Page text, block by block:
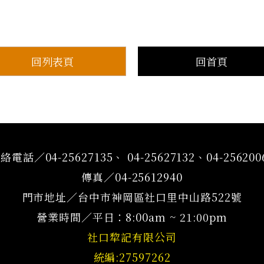
回列表頁 回首頁
電話／04-25627135、 04-25627132、04-
傳真／04-25612940
門市地址／台中市神岡區社口里中山路522號
營業時間／平日：8:00am ~ 21:00pm
社口犂記有限公司
統編:27597262